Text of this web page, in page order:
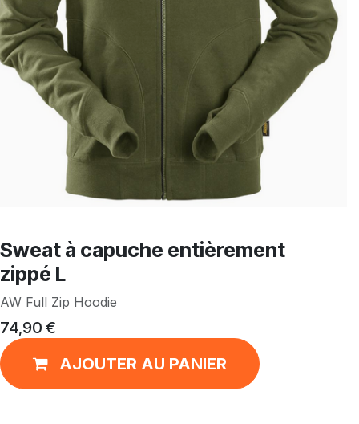
Sweat à capuche entièrement
zippé L
AW Full Zip Hoodie
74,90 €
AJOUTER AU PANIER